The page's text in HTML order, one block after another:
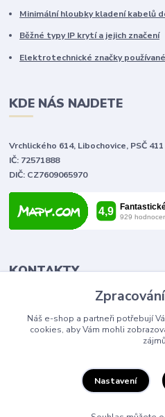
Minimální hloubky kladení kabelů
Běžné typy IP krytí a jejich značení
Elektrotechnické značky
KDE NÁS NAJDETE
Vrchlického 614, Libochovice, PSČ 411
IČ: 72571888
DIČ: CZ7609065970
KONTAKTY
Tomáš Vlček
+420 702 090 443
volejte od 9,00 - 20,00 hod
info@elektromaterial.cz
Náš e-shop a partneři potřebují
cookies, aby Vám mohli
Nastavení